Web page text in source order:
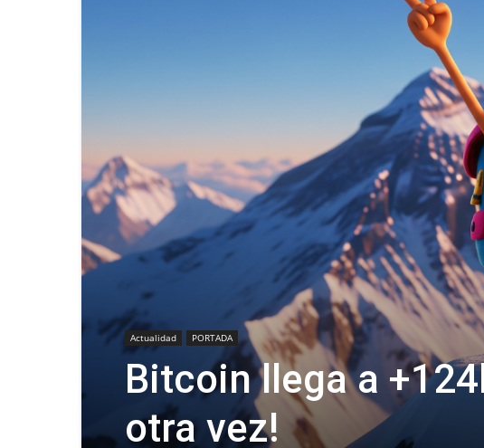
Actualidad PORTADA
Bitcoin llega a
otra vez!